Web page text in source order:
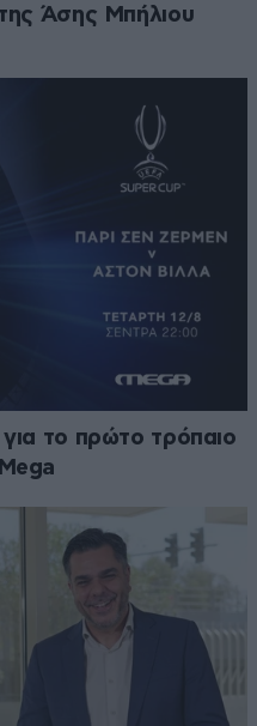
Άσης Μπήλιου
το πρώτο τρόπαιο